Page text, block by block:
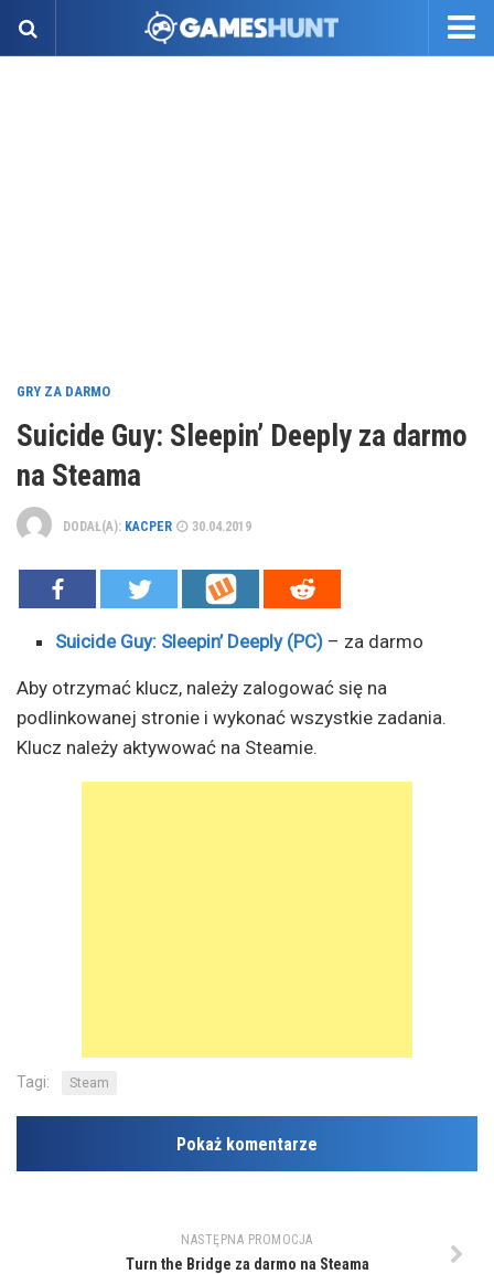
GRY ZA DARMO
Suicide Guy: Sleepin’ Deeply za darmo
na Steama
DODAŁ(A): KACPER 30.04.2019
Suicide Guy: Sleepin’ Deeply (PC) – za darmo
Aby otrzymać klucz, należy zalogować się na
podlinkowanej stronie i wykonać wszystkie zadania.
Klucz należy aktywować na Steamie.
Tagi: Steam
Pokaż komentarze
NASTĘPNA PROMOCJA
Turn the Bridge za darmo na Steama